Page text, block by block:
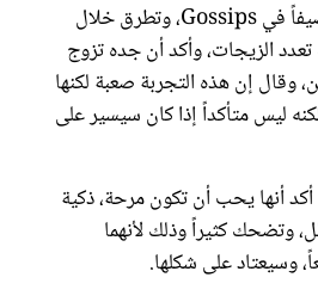
ضيفاً في Gossips، وتطرق خلال
الزيجات، وأكد أن جده تزوج
وقال إن هذه التجربة صعبة لكنها
ليس متأكداً إذا كان سيسير على
أنها يحب أن تكون مرحة، ذكية
وتضحك كثيراً وذلك لأنهما
وسيعتاد على شكلها.
مجلة سيدتي